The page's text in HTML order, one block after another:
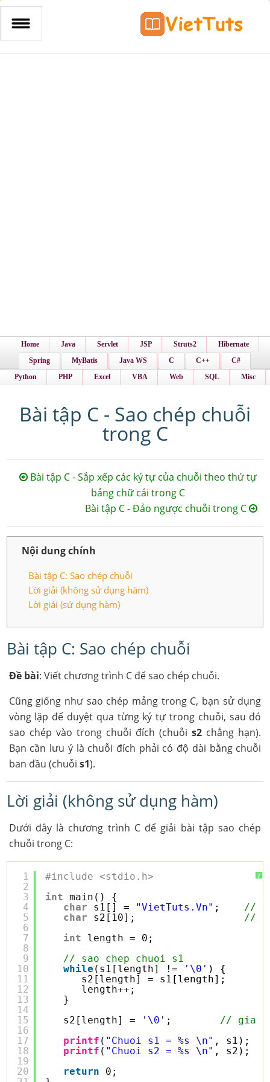
Home Java Servlet JSP Struts2
Hibernate
Spring
MyBatis Java WS C C++
C#
Python
PHP Excel VBA Web SQL Misc
Bài tập C - Sao chép chuỗi
trong C
Bài tập C - Sắp xếp các ký tự của chuỗi theo thứ tự
bảng chữ cái trong C
Bài tập C - Đảo ngược chuỗi trong C
Nội dung chính
Bài tập C: Sao chép chuỗi
Lời giải (không sử dụng hàm)
Lời giải (sử dụng hàm)
Bài tập C: Sao chép chuỗi
Đề bài: Viết chương trình C để sao chép chuỗi.
Cũng giống như sao chép mảng trong C, bạn sử dụng
vòng lặp để duyệt qua từng ký tự trong chuỗi, sau đó
sao chép vào trong chuỗi đích (chuỗis2 chẳng hạn).
Bạn cần lưu ý là chuỗi đích phải có độ dài bằng chuỗi
ban đầu (chuỗi s1).
Lời giải (không sử dụng hàm)
Dưới đây là chương trình C để giải bài tập sao chép
chuỗi trong C:
?
1
2
3
4
5
6
7
8
9
10
11
12
13
14
15
16
17
18
19
20
#include <stdio.h>
int
main() {
char
s1[] = "VietTuts.Vn" ; //
char
s2[10]; //
int
length = 0;
// sao chep chuoi s1
while (s1[length] != '\0' ) {
s2[length] = s1[length];
length++;
}
s2[length] =
'\0' ; // gia
printf ( "Chuoi s1 = %s \n" , s1);
printf ( "Chuoi s2 = %s \n" , s2);
return
0;